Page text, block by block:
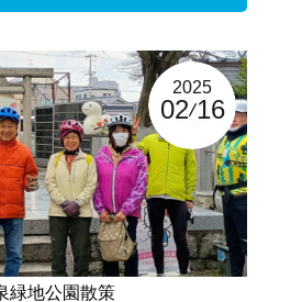
2025
02 16
緑地公園散策